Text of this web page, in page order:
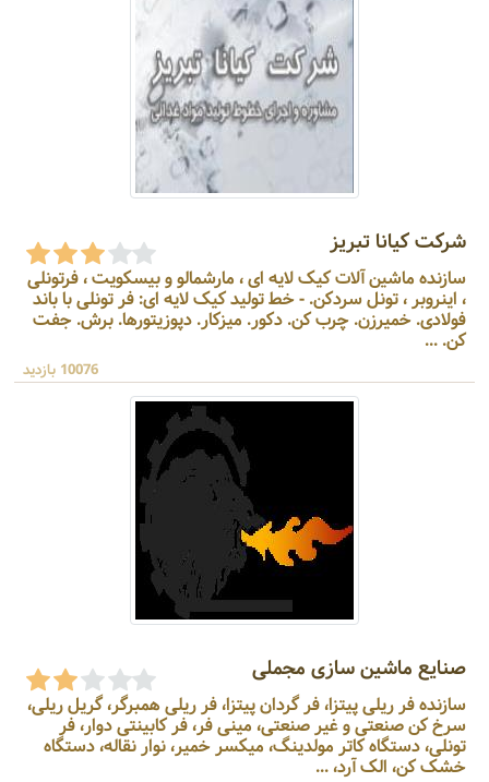
شرکت کیانا تبریز
سازنده ماشین آلات کیک لایه ای ، مارشمالو و بیسکویت ، فرتونلی
، اینروبر ، تونل سردکن. - خط تولید کیک لایه ای: فر تونلی با باند
فولادی. خمیرزن. چرب کن. دکور. میزکار. دپوزیتورها. برش. جفت
کن. ...
10076 بازدید
صنایع ماشین سازی مجملی
سازنده فر ریلی پیتزا، فر گردان پیتزا، فر ریلی همبرگر، گریل ریلی،
سرخ کن صنعتی و غیر صنعتی، مینی فر، فر کابینتی دوار، فر
تونلی، دستگاه کاتر مولدینگ، میکسر خمیر، نوار نقاله، دستگاه
خشک کن، الک آرد، ...